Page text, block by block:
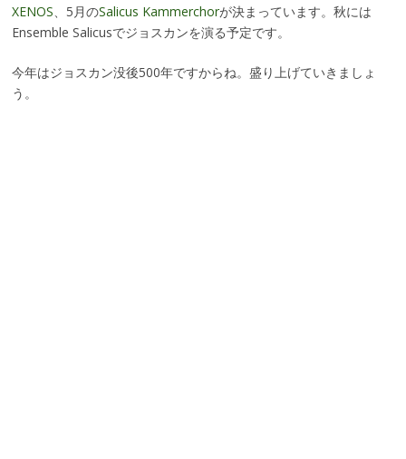
XENOS、5月のSalicus Kammerchorが決まっています。秋には
Ensemble Salicusでジョスカンを演る予定です。
今年はジョスカン没後500年ですからね。盛り上げていきましょ
う。